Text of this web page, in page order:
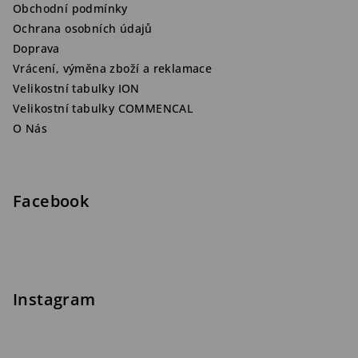
Obchodní podmínky
Ochrana osobních údajů
Doprava
Vrácení, výměna zboží a reklamace
Velikostní tabulky ION
Velikostní tabulky COMMENCAL
O Nás
Facebook
Instagram